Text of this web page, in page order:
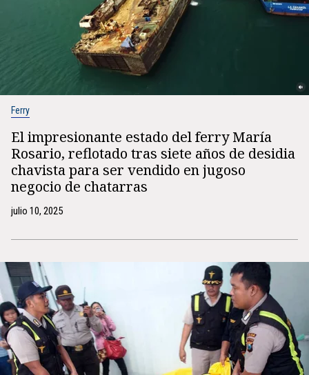
Ferry
El impresionante estado del ferry María
Rosario, reflotado tras siete años de desidia
chavista para ser vendido en jugoso
negocio de chatarras
julio 10, 2025